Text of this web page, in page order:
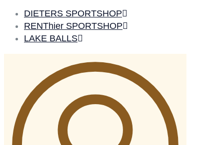
DIETERS SPORTSHOP
RENThier SPORTSHOP
LAKE BALLS